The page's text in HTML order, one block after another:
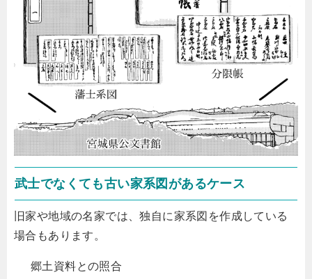
武士でなくても古い家系図があるケース
旧家や地域の名家では、独自に家系図を作成している
場合もあります。
郷土資料との照合